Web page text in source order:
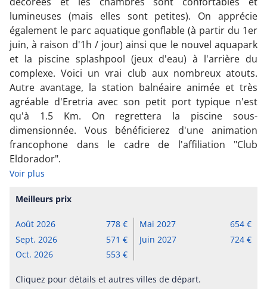
lumineuses (mais elles sont petites). On apprécie
également le parc aquatique gonflable (à partir du 1er
juin, à raison d'1h / jour) ainsi que le nouvel aquapark
et la piscine splashpool (jeux d'eau) à l'arrière du
complexe. Voici un vrai club aux nombreux atouts.
Autre avantage, la station balnéaire animée et très
agréable d'Eretria avec son petit port typique n'est
qu'à 1.5 Km. On regrettera la piscine sous-
dimensionnée. Vous bénéficierez d'une animation
francophone dans le cadre de l'affiliation "Club
Eldorador".
Voir plus
Meilleurs prix
Août 2026
778
Sept. 2026
571
Oct. 2026
553
Mai 2027
654
Juin 2027
724
Cliquez pour détails et autres villes de départ.